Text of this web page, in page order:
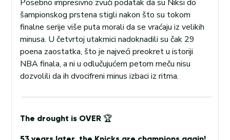
Posebno impresivno zvuči podatak da su Niksi do
šampionskog prstena stigli nakon što su tokom
finalne serije više puta morali da se vraćaju iz velikih
minusa. U četvrtoj utakmici nadoknadili su čak 29
poena zaostatka, što je najveći preokret u istoriji
NBA finala, a ni u odlučujućem petom meču nisu
dozvolili da ih dvocifreni minus izbaci iz ritma.
The drought is OVER 🏆